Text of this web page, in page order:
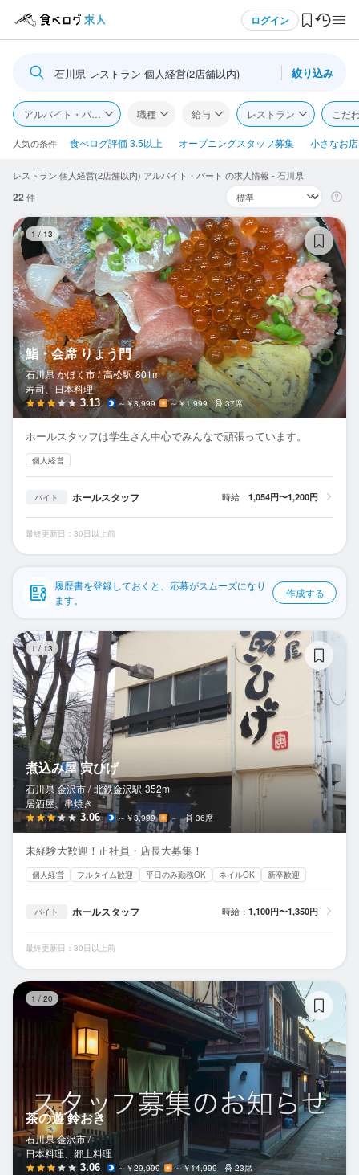
ログイン
ログイン・無料会員登録
食べログ求人TOP
求人検索
閲覧履歴
気になる求人
検索履歴・保存した条件
応募履歴
WEB履歴書
スカウト・メルマガ受信設定
ヘルプ・お問い合わせフォーム
掲載をご検討の店舗様へ
プライバシーポリシー
利用規約
石川県 レストラン 個人経営(2店舗以内) 絞り込み
アルバイト・パート 職種 給与 レストラン こだ
人気の条件 食べログ評価 3.5以上 オープニングスタッフ募集 小さなお
レストラン 個人経営(2店舗以内) アルバイト・パート の求人情報 - 石川県
22 件
1 / 13
鮨・会席 りょう門
石川県 かほく市 / 高松駅 801m
寿司、日本料理
3.13 ～￥3,999 ～￥1,999 37席
ホールスタッフは学生さん中心でみんなで頑張っています。
個人経営
バイト ホールスタッフ 時給： 1,054円〜1,200円
最終更新日：30日以上前
履歴書を登録しておくと、応募がスムーズになり
ます。
作成する
1 / 13
煮込み屋 寅ひげ
石川県 金沢市 / 北鉄金沢駅 352m
居酒屋、串焼き
3.06 ～￥3,999 － 36席
未経験大歓迎！正社員・店長大募集！
個人経営 フルタイム歓迎 平日のみ勤務OK ネイルOK 新卒歓迎
バイト ホールスタッフ 時給： 1,100円〜1,350円
最終更新日：30日以上前
1 / 20
茶の遊 鈴おき
石川県 金沢市 /
日本料理、郷土料理
3.06 ～￥29,999 ～￥14,999 23席